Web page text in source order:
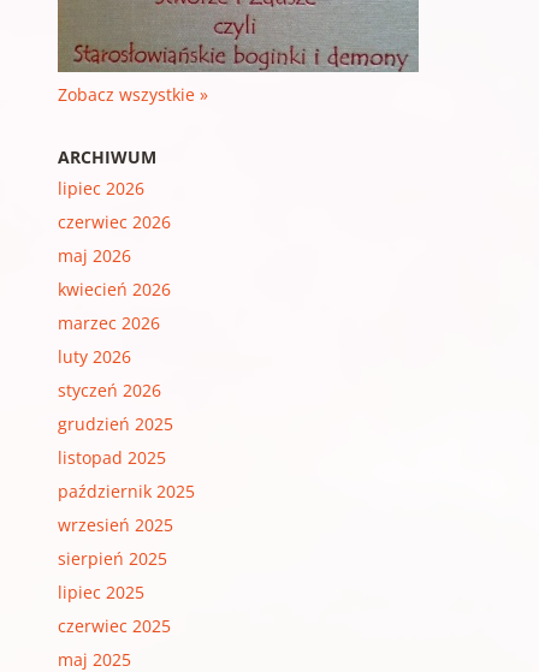
Zobacz wszystkie »
ARCHIWUM
lipiec 2026
czerwiec 2026
maj 2026
kwiecień 2026
marzec 2026
luty 2026
styczeń 2026
grudzień 2025
listopad 2025
październik 2025
wrzesień 2025
sierpień 2025
lipiec 2025
czerwiec 2025
maj 2025